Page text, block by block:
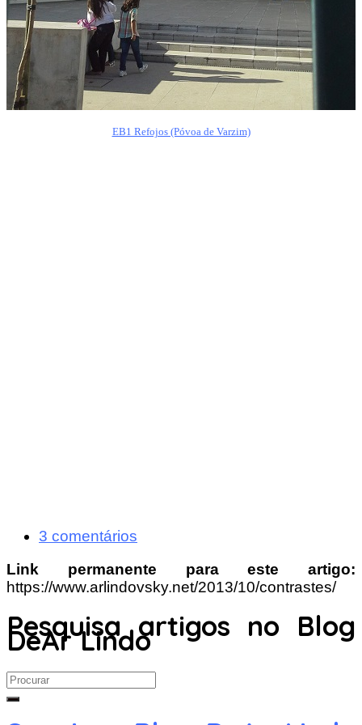
EB1 Refojos (Póvoa de Varzim)
3 comentários
Link permanente para este artigo:
https://www.arlindovsky.net/2013/10/contrastes/
Pesquisa artigos no Blog
DeAr Lindo
Search
for: